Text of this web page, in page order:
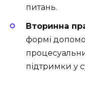
питань.
Вторинна
формі
підтримки у